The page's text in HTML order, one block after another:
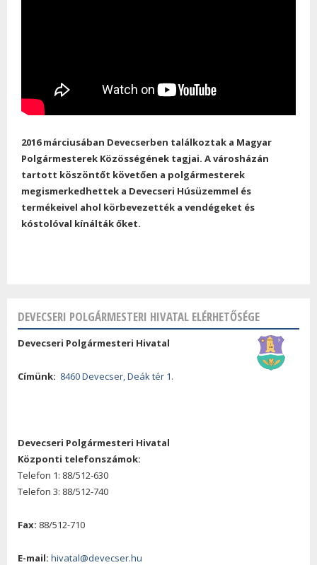
2016 márciusában Devecserben találkoztak a Magyar
Polgármesterek Közösségének tagjai. A városházán
tartott köszöntőt követően a polgármesterek
megismerkedhettek a Devecseri Húsüzemmel és
termékeivel ahol körbevezették a vendégeket és
kóstolóval kínálták őket.
DEVECSERI POLGÁRMESTERI HIVATAL ELÉRHETŐSÉGE
Devecseri Polgármesteri Hivatal
Címünk: 8460 Devecser, Deák tér 1.
Devecseri Polgármesteri Hivatal
Központi telefonszámok:
Telefon 1: 88/512-630
Telefon 3: 88/512-740
Fax: 88/512-710
E-mail: hivatal@devecser.hu